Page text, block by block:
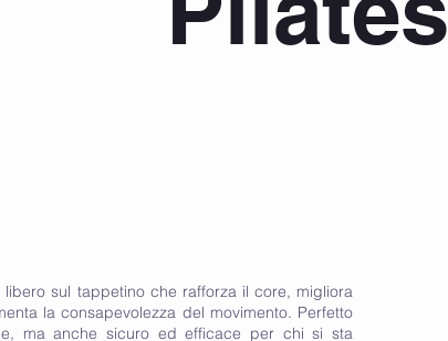
sul tappetino che rafforza il core, migliora
la consapevolezza del movimento. Perfetto
ma anche sicuro ed efficace per chi si sta